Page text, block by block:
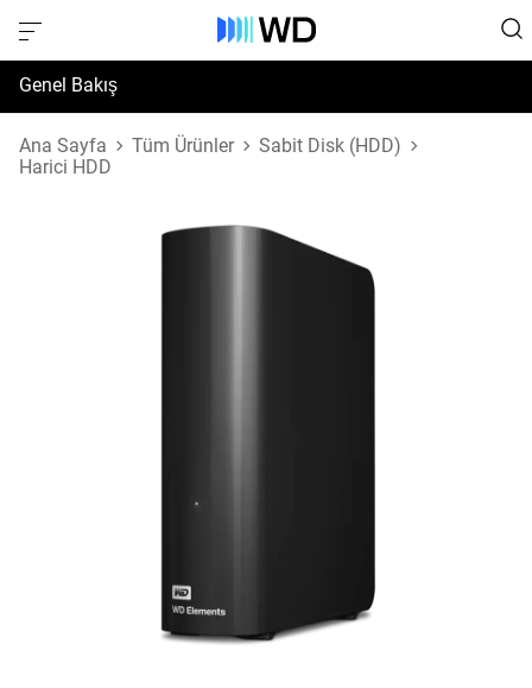
Genel Bakış
Özellikler
Ana Sayfa Tüm Ürünler
Sabit Disk (HDD)
Harici HDD